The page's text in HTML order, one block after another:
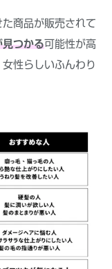
商品が販売されて
見つかる可能性が高
性らしいふんわり